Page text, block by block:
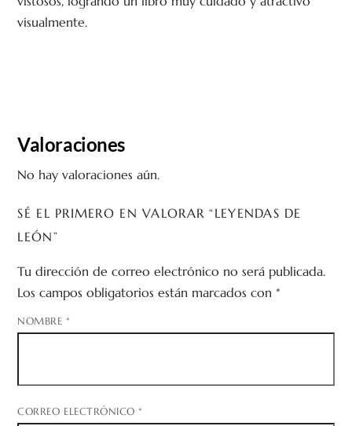
visualmente.
Valoraciones
No hay valoraciones aún.
SÉ EL PRIMERO EN VALORAR “LEYENDAS DE
LEÓN”
Tu dirección de correo electrónico no será publicada.
Los campos obligatorios están marcados con*
NOMBRE *
CORREO ELECTRÓNICO*